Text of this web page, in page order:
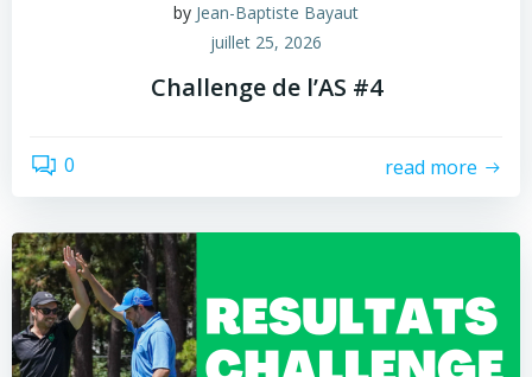
by Jean-Baptiste Bayaut
juillet 25, 2026
Challenge de l’AS #4
0 read more